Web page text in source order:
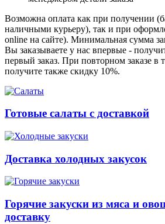
Возможна оплата как при получении
наличными курьеру), так и при
online на сайте). Минимальная сумма
Вы заказываете у нас впервые -
первый заказ. При повторном заказе в
получите также скидку 10%.
Готовые салаты с доставкой
Доставка холодных закусок
Горячие закуски из мяса и
доставку